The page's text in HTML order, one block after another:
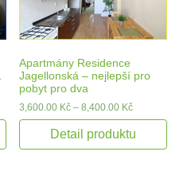
Apartmány Residence
Jagellonská – nejlepší pro
pobyt pro dva
3,600.00 Kč– 8,400.00 Kč
Detail produktu